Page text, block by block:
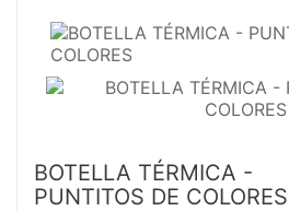
BOTELLA TÉRMICA -
PUNTITOS DE COLORES